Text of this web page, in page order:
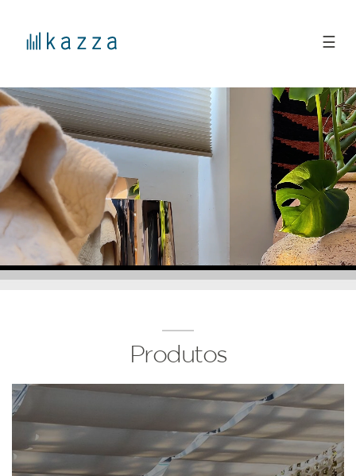
☰
Produtos